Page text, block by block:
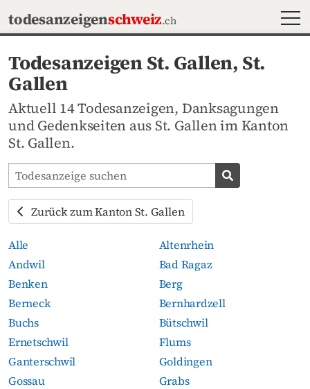
todesanzeigenschweiz.ch
Todesanzeigen St. Gallen, St.
Gallen
Aktuell 14 Todesanzeigen, Danksagungen
und Gedenkseiten aus St. Gallen im Kanton
St. Gallen.
Todesanzeigen-Portal durchsuchen
Todesanzeige
Zurück zum Kanton St. Gallen
Alle
Altenrhein
Andwil
Bad Ragaz
Benken
Berg
Berneck
Bernhardzell
Buchs
Bütschwil
Ernetschwil
Flums
Ganterschwil
Goldingen
Gossau
Grabs